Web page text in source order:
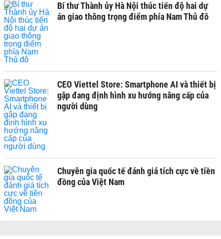
Bí thư Thành ủy Hà Nội thúc tiến độ hai dự
án giao thông trọng điểm phía Nam Thủ đô
CEO Viettel Store: Smartphone AI và thiết bị
gập đang định hình xu hướng nâng cấp của
người dùng
Chuyên gia quốc tế đánh giá tích cực về tiền
đồng của Việt Nam